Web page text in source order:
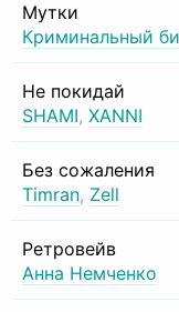
Мутки
Криминальный
Не покидай
SHAMI, XANNI
Без сожаления
Timran, Zell
Ретровейв
Анна Немченко